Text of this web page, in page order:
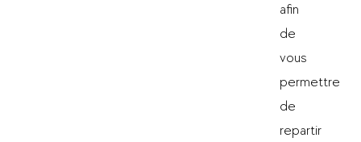
afin
de
vous
permettre
de
repartir